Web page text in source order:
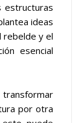
estructuras
ideas
rebelde y el
esencial
transformar
por otra